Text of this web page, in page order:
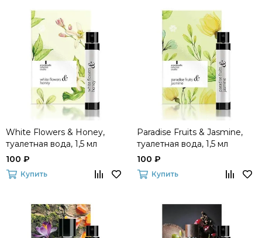
White Flowers & Honey,
туалетная вода, 1,5 мл
100 ₽
Купить
Paradise Fruits & Jasmine,
туалетная вода, 1,5 мл
100 ₽
Купить